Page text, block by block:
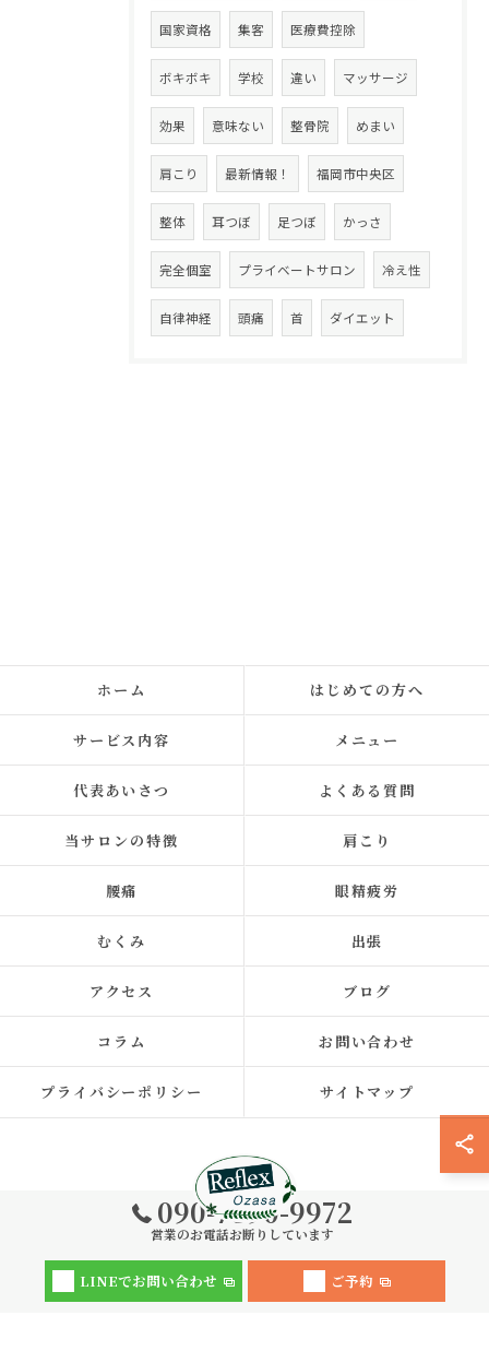
国家資格 集客 医療費控除
ボキボキ 学校 違い マッサージ
効果 意味ない 整骨院 めまい
肩こり 最新情報！ 福岡市中央区
整体 耳つぼ 足つぼ かっさ
完全個室 プライベートサロン 冷え性
自律神経 頭痛 首 ダイエット
090-7390-9972
営業のお電話お断りしています
LINEでお問い合わせ ご予約
ホーム はじめての方へ
サービス内容 メニュー
代表あいさつ よくある質問
当サロンの特徴 肩こり
腰痛 眼精疲労
むくみ 出張
アクセス ブログ
コラム お問い合わせ
プライバシーポリシー サイトマップ
© 2026 福岡県福岡市中央区の整体ならReflex 小笹店 ALL RIGHTS
RESERVED.